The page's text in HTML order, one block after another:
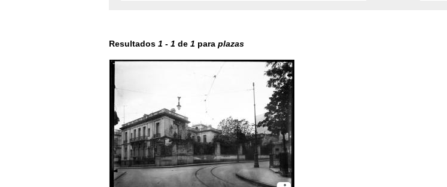
Resultados 1 - 1 de 1 para plazas